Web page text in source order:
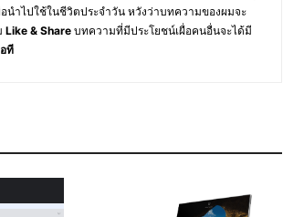
นำไปใช้ในชีวิตประจำวัน หวังว่าบทความของผมจะ
Like & Share บทความที่มีประโยชน์เผื่อคนอื่นจะได้มี
ที